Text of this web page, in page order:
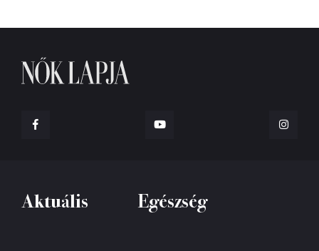
Aktuális Egészség